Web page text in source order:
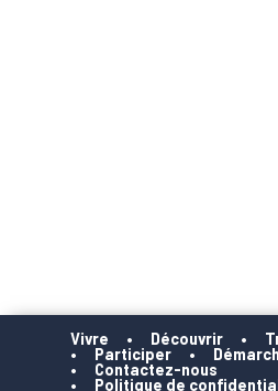
Vivre Découvrir
Participer
Contactez-nous
Politique de